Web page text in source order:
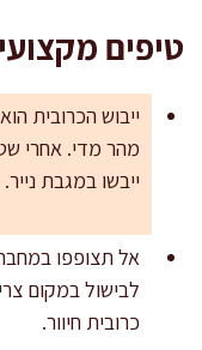
טיפים
ייבוש הכרובית
ייבשו במגבת נייר.
אל תצופפו
לבישול במקום
כרובית חיוור.